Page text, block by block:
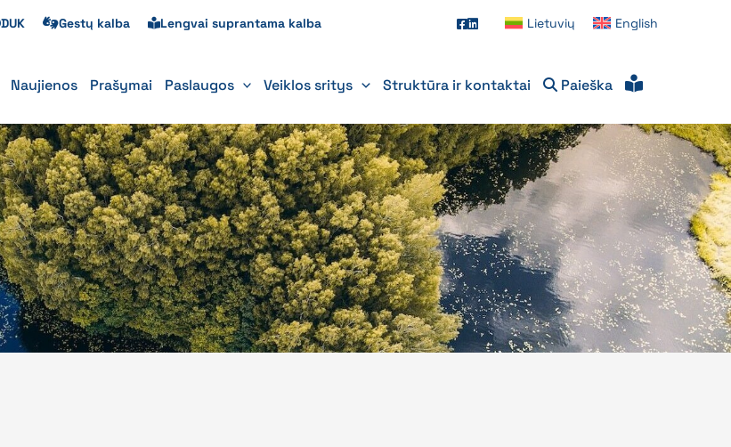
DUK Gestų kalba Lengvai suprantama kalba Lietuvių English
Naujienos Prašymai Paslaugos Veiklos sritys Struktūra ir kontaktai Paieška